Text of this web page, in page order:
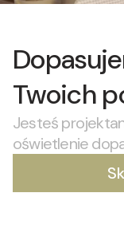
Twoich
Jesteś
oświetlenie